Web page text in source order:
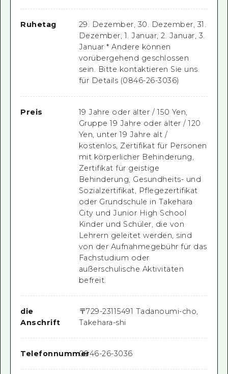
Ruhetag
29. Dezember, 30. Dezember, 31.
Dezember, 1. Januar, 2. Januar, 3.
Januar * Andere können
vorübergehend geschlossen
sein. Bitte kontaktieren Sie uns
für Details (0846-26-3036)
Preis
19 Jahre oder älter / 150 Yen,
Gruppe 19 Jahre oder älter / 120
Yen, unter 19 Jahre alt /
kostenlos, Zertifikat für Personen
mit körperlicher Behinderung,
Zertifikat für geistige
Behinderung, Gesundheits- und
Sozialzertifikat, Pflegezertifikat
oder Grundschule in Takehara
City und Junior High School
Kinder und Schüler, die von
Lehrern geleitet werden, sind
von der Aufnahmegebühr für das
Fachstudium oder
außerschulische Aktivitäten
befreit.
die
Anschrift
〒729-23115491 Tadanoumi-cho,
Takehara-shi
Telefonnummer0846-26-3036